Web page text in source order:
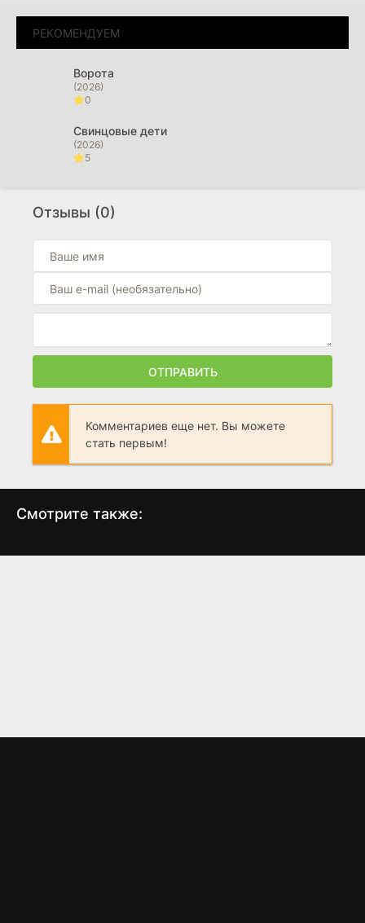
РЕКОМЕНДУЕМ
Ворота
(2026)
0
Свинцовые дети
(2026)
5
(2026)
0
(2026)
0
Получеловек
Отзывы (0)
ОТПРАВИТЬ
Комментариев еще нет. Вы можете
стать первым!
Смотрите также:
Свинья Астрал. Амулет зла